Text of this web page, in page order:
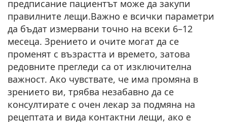
предписание пациентът може да закупи
правилните лещи.Важно е всички параметри
да бъдат измервани точно на всеки 6–12
месеца. Зрението и очите могат да се
променят с възрастта и времето, затова
редовните прегледи са от изключителна
важност. Ако чувствате, че има промяна в
зрението ви, трябва незабавно да се
консултирате с очен лекар за подмяна на
рецептата и вида контактни лещи, ако е